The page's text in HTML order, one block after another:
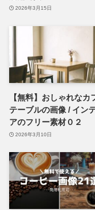
2026年3月15日
【無料】おしゃれなカ
テーブルの画像 / イン
アのフリー素材０２
2026年3月10日